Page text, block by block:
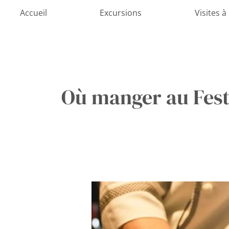
Accueil Excursions Visites
Où manger au
Savourer
la
magie
culinaire